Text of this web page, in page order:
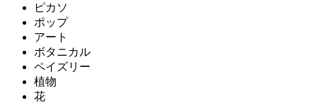
ピカソ
ポップ
アート
ボタニカル
ペイズリー
植物
花